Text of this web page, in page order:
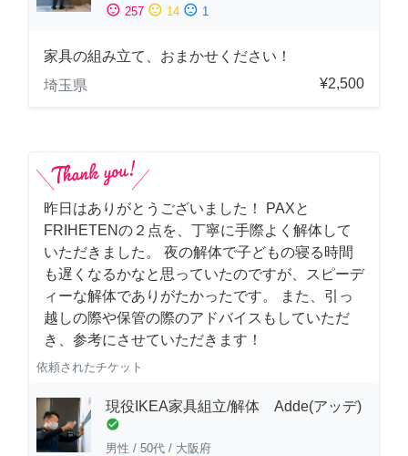
sentiment_satisfied 257 sentiment_neutral 14 sentiment_dissatisfied 1
家具の組み立て、おまかせください！
埼玉県
¥2,500
昨日はありがとうございました！ PAXと
FRIHETENの２点を、丁寧に手際よく解体して
いただきました。 夜の解体で子どもの寝る時間
も遅くなるかなと思っていたのですが、スピーデ
ィーな解体でありがたかったです。 また、引っ
越しの際や保管の際のアドバイスもしていただ
き、参考にさせていただきます！
依頼されたチケット
現役IKEA家具組立/解体 Adde(アッデ)
check_circle
男性 / 50代 / 大阪府